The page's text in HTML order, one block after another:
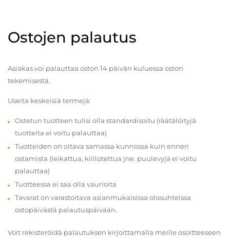
Ostojen palautus
Asiakas voi palauttaa oston 14 päivän kuluessa oston
tekemisestä.
Useita keskeisiä termejä:
Ostetun tuotteen tulisi olla standardisoitu (räätälöityjä
tuotteita ei voitu palauttaa)
Tuotteiden on oltava samassa kunnossa kuin ennen
ostamista (leikattua, kiillotettua jne. puulevyjä ei voitu
palauttaa)
Tuotteessa ei saa olla vaurioita
Tavarat on varastoitava asianmukaisissa olosuhteissa
ostopäivästä palautuspäivään.
Voit rekisteröidä palautuksen kirjoittamalla meille osoitteeseen